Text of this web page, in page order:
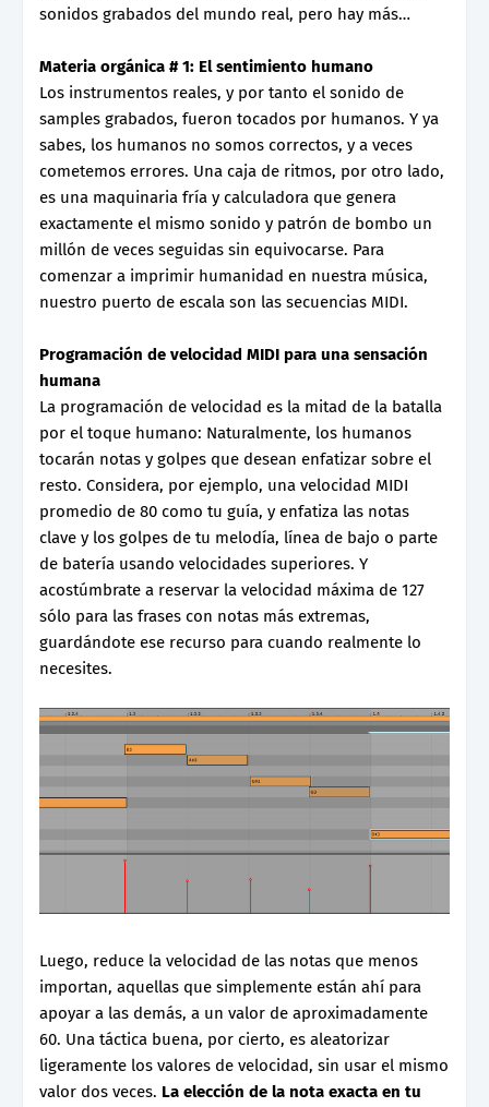
sonidos grabados del mundo real, pero hay más…
Materia orgánica # 1: El sentimiento humano
Los instrumentos reales, y por tanto el sonido de
samples grabados, fueron tocados por humanos. Y ya
sabes, los humanos no somos correctos, y a veces
cometemos errores. Una caja de ritmos, por otro lado,
es una maquinaria fría y calculadora que genera
exactamente el mismo sonido y patrón de bombo un
millón de veces seguidas sin equivocarse. Para
comenzar a imprimir humanidad en nuestra música,
nuestro puerto de escala son las secuencias MIDI.
Programación de velocidad MIDI para una sensación
humana
La programación de velocidad es la mitad de la batalla
por el toque humano: Naturalmente, los humanos
tocarán notas y golpes que desean enfatizar sobre el
resto. Considera, por ejemplo, una velocidad MIDI
promedio de 80 como tu guía, y enfatiza las notas
clave y los golpes de tu melodía, línea de bajo o parte
de batería usando velocidades superiores. Y
acostúmbrate a reservar la velocidad máxima de 127
sólo para las frases con notas más extremas,
guardándote ese recurso para cuando realmente lo
necesites.
Luego, reduce la velocidad de las notas que menos
importan, aquellas que simplemente están ahí para
apoyar a las demás, a un valor de aproximadamente
60. Una táctica buena, por cierto, es aleatorizar
ligeramente los valores de velocidad, sin usar el mismo
valor dos veces. La elección de la nota exacta en tu